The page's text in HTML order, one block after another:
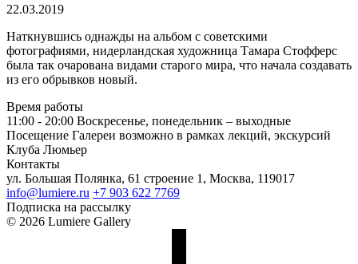
22.03.2019
Наткнувшись однажды на альбом с советскими
фотографиями, нидерландская художница Тамара Стофферс
была так очарована видами старого мира, что начала создавать
из его обрывков новый.
Время работы
11:00 - 20:00 Воскресенье, понедельник – выходные
Посещение Галереи возможно в рамках лекций, экскурсий
Клуба Люмьер
Контакты
ул. Большая Полянка, 61 строение 1, Москва, 119017
info@lumiere.ru +7 903 622 7769
Подписка на рассылку
© 2026 Lumiere Gallery